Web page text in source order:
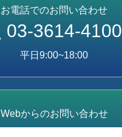
お電話でのお問い合わせ
03-3614-4100
平日9:00~18:00
Webからのお問い合わせ